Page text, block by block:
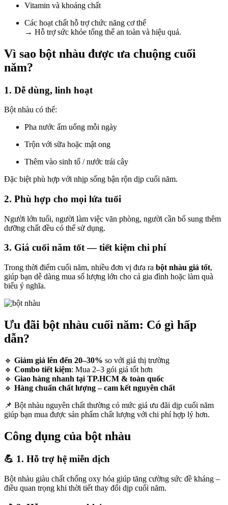
Vitamin và khoáng chất
Các hoạt chất hỗ trợ chức năng cơ thể
→ Hỗ trợ sức khỏe tổng thể an toàn và hiệu quả.
Vì sao bột nhàu được ưa chuộng cuối
năm?
1. Dễ dùng, linh hoạt
Bột nhàu có thể:
Pha nước ấm uống mỗi ngày
Trộn với sữa hoặc mật ong
Thêm vào sinh tố / nước trái cây
Đặc biệt phù hợp với nhịp sống bận rộn dịp cuối năm.
2. Phù hợp cho mọi lứa tuổi
Người lớn tuổi, người làm việc văn phòng, người cần bổ sung thêm
dưỡng chất đều có thể sử dụng.
3. Giá cuối năm tốt — tiết kiệm chi phí
Trong thời điểm cuối năm, nhiều đơn vị đưa ra bột nhàu giá tốt,
giúp bạn dễ dàng mua số lượng lớn cho cả gia đình hoặc làm quà
biếu ý nghĩa.
Ưu đãi bột nhàu cuối năm: Có gì hấp
dẫn?
🔹 Giảm giá lên đến 20–30% so với giá thị trường
🔹 Combo tiết kiệm: Mua 2–3 gói giá tốt hơn
🔹 Giao hàng nhanh tại TP.HCM & toàn quốc
🔹 Hàng chuẩn chất lượng – cam kết nguyên chất
📌 Bột nhàu nguyên chất thường có mức giá ưu đãi dịp cuối năm
giúp bạn mua được sản phẩm chất lượng với chi phí hợp lý hơn.
Công dụng của bột nhàu
💪 1. Hỗ trợ hệ miễn dịch
Bột nhàu giàu chất chống oxy hóa giúp tăng cường sức đề kháng –
điều quan trọng khi thời tiết thay đổi dịp cuối năm.